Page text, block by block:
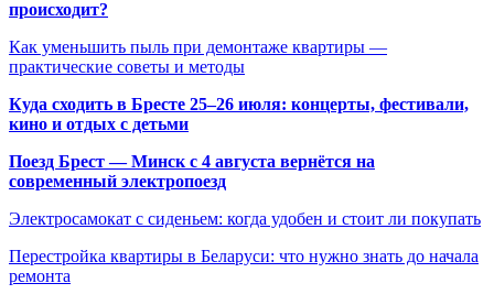
происходит?
Как уменьшить пыль при демонтаже квартиры —
практические советы и методы
Куда сходить в Бресте 25–26 июля: концерты, фестивали,
кино и отдых с детьми
Поезд Брест — Минск с 4 августа вернётся на
современный электропоезд
Электросамокат с сиденьем: когда удобен и стоит ли покупать
Перестройка квартиры в Беларуси: что нужно знать до начала
ремонта